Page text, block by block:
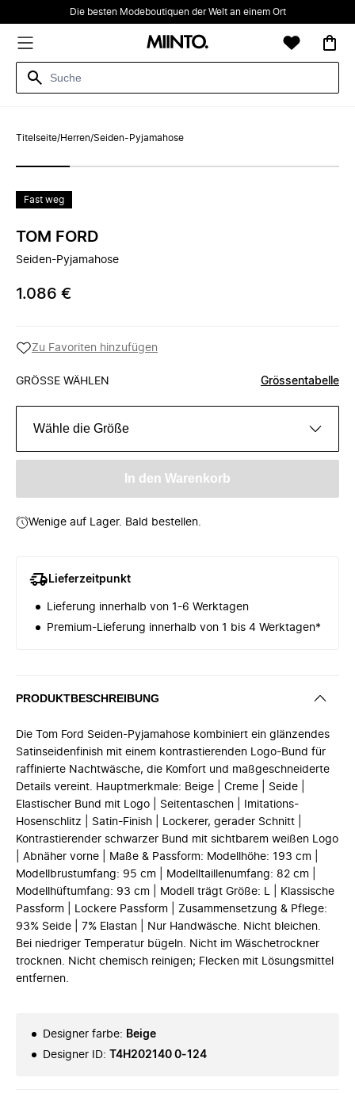
Die besten Modeboutiquen der Welt an einem Ort
Titelseite/Herren/Seiden-Pyjamahose
Fast weg
TOM FORD
Seiden-Pyjamahose
1.086 €
Zu Favoriten hinzufügen
GRÖSSE WÄHLEN Grössentabelle
Wähle die Größe
In den Warenkorb
Wenige auf Lager. Bald bestellen.
Lieferzeitpunkt
Lieferung innerhalb von 1-6 Werktagen
Premium-Lieferung innerhalb von 1 bis 4 Werktagen*
PRODUKTBESCHREIBUNG
Die Tom Ford Seiden-Pyjamahose kombiniert ein glänzendes
Satinseidenfinish mit einem kontrastierenden Logo-Bund für
raffinierte Nachtwäsche, die Komfort und maßgeschneiderte
Details vereint. Hauptmerkmale: Beige | Creme | Seide |
Elastischer Bund mit Logo | Seitentaschen | Imitations-
Hosenschlitz | Satin-Finish | Lockerer, gerader Schnitt |
Kontrastierender schwarzer Bund mit sichtbarem weißen Logo
| Abnäher vorne | Maße & Passform: Modellhöhe: 193 cm |
Modellbrustumfang: 95 cm | Modelltaillenumfang: 82 cm |
Modellhüftumfang: 93 cm | Modell trägt Größe: L | Klassische
Passform | Lockere Passform | Zusammensetzung & Pflege:
93% Seide | 7% Elastan | Nur Handwäsche. Nicht bleichen.
Bei niedriger Temperatur bügeln. Nicht im Wäschetrockner
trocknen. Nicht chemisch reinigen; Flecken mit Lösungsmittel
entfernen.
Designer farbe: Beige
Designer ID: T4H202140 0-124